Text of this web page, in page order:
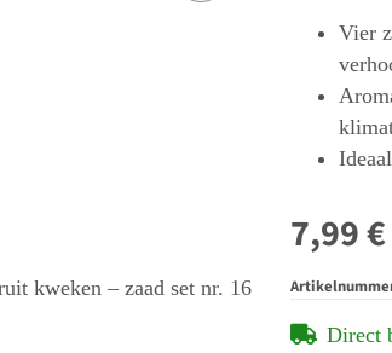
Vier
7,99 €
Direct